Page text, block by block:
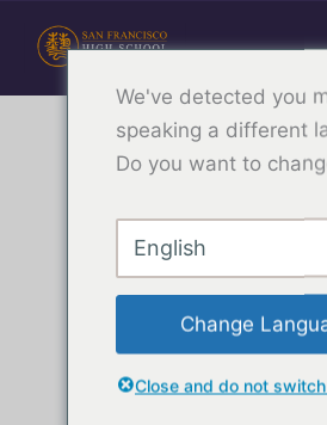
要
支持
立即捐贈
We've detected you
speaking a different
Do you want to
English
Change
Close and do not